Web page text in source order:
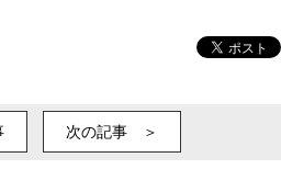
次の記事 ＞